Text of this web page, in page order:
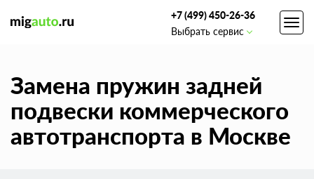
+7 (499) 450-26-36
Выбрать сервис
Замена пружин задней
подвески коммерческого
автотранспорта в Москве